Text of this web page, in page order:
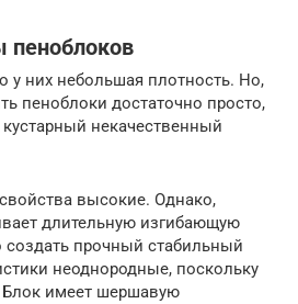
у них небольшая плотность. Но,
пеноблоки достаточно просто,
некачественный
высокие. Однако,
длительную изгибающую
создать прочный стабильный
неоднородные, поскольку
имеет шершавую